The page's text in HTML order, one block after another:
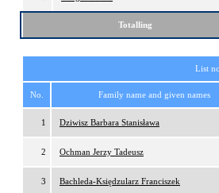
Totalling
List
No. Family name and given names
1 Dziwisz Barbara Stanisława
2 Ochman Jerzy Tadeusz
3 Bachleda-Księdzularz Franciszek